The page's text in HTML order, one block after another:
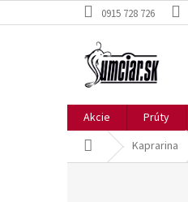
na
0915 728 726
Akcie Prúty
DomovKaprarina